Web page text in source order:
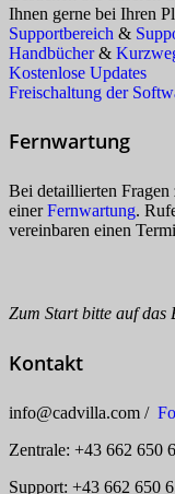
Ihnen gerne bei Ihren
Supportbereich &
Handbücher&
Kostenlose Updates
Freischaltung der
Fernwartung
Bei detaillierten
einerFernwartung.
vereinbaren einen
Zum Start bitte auf das
Kontakt
info@cadvilla.com /
Zentrale: +43 662 650
Support: +43 662 650